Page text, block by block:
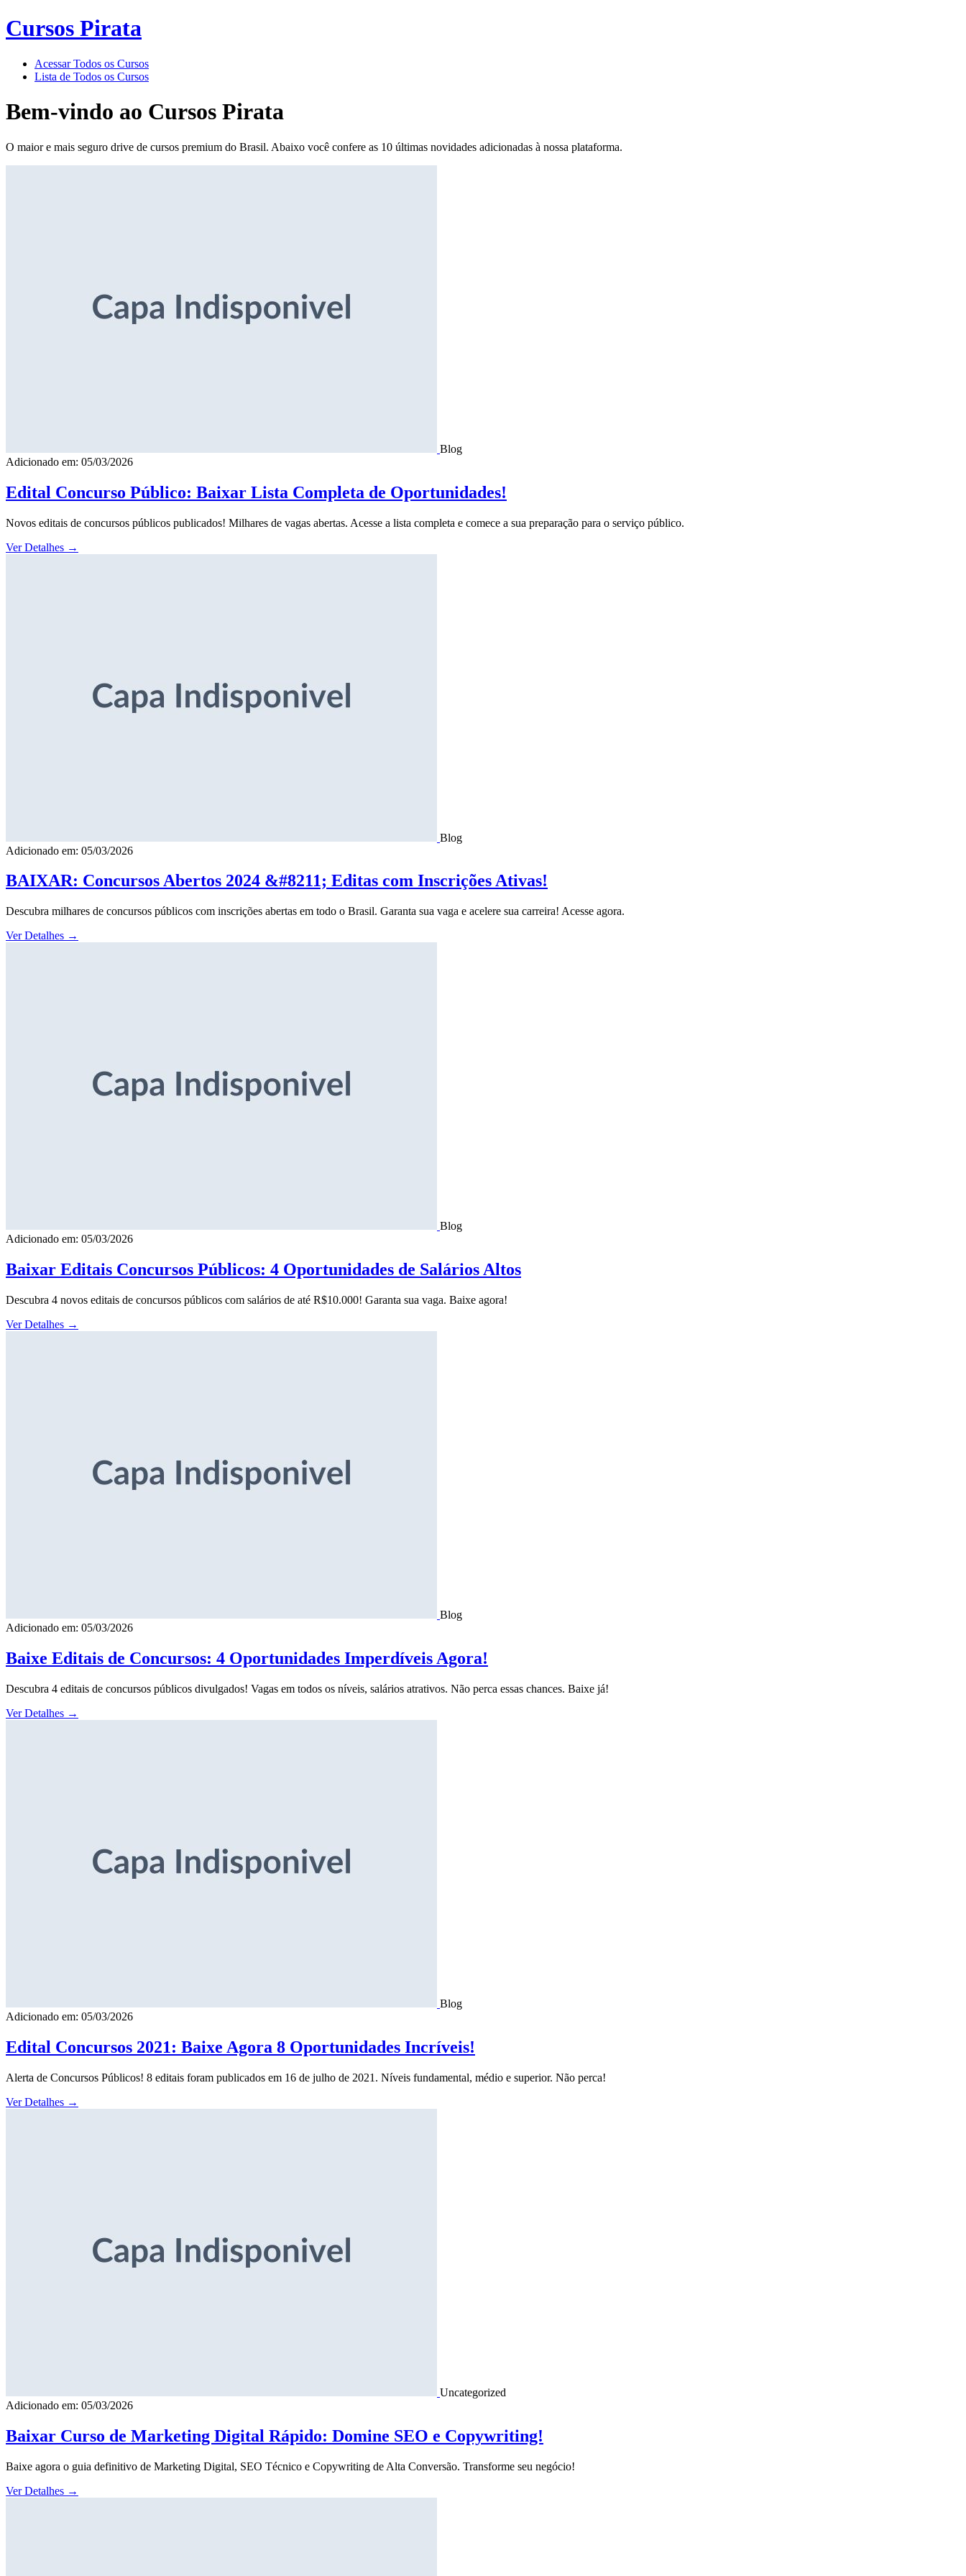
Cursos Pirata
Acessar Todos os Cursos
Lista de Todos os Cursos
Bem-vindo ao Cursos Pirata
O maior e mais seguro drive de cursos premium do Brasil. Abaixo você confere as 10 últimas novidades adicionadas à nossa plataforma.
Blog
Adicionado em: 05/03/2026
Edital Concurso Público: Baixar Lista Completa de Oportunidades!
Novos editais de concursos públicos publicados! Milhares de vagas abertas. Acesse a lista completa e comece a sua preparação para o serviço público.
Ver Detalhes →
Blog
Adicionado em: 05/03/2026
BAIXAR: Concursos Abertos 2024 &#8211; Editas com Inscrições Ativas!
Descubra milhares de concursos públicos com inscrições abertas em todo o Brasil. Garanta sua vaga e acelere sua carreira! Acesse agora.
Ver Detalhes →
Blog
Adicionado em: 05/03/2026
Baixar Editais Concursos Públicos: 4 Oportunidades de Salários Altos
Descubra 4 novos editais de concursos públicos com salários de até R$10.000! Garanta sua vaga. Baixe agora!
Ver Detalhes →
Blog
Adicionado em: 05/03/2026
Baixe Editais de Concursos: 4 Oportunidades Imperdíveis Agora!
Descubra 4 editais de concursos públicos divulgados! Vagas em todos os níveis, salários atrativos. Não perca essas chances. Baixe já!
Ver Detalhes →
Blog
Adicionado em: 05/03/2026
Edital Concursos 2021: Baixe Agora 8 Oportunidades Incríveis!
Alerta de Concursos Públicos! 8 editais foram publicados em 16 de julho de 2021. Níveis fundamental, médio e superior. Não perca!
Ver Detalhes →
Uncategorized
Adicionado em: 05/03/2026
Baixar Curso de Marketing Digital Rápido: Domine SEO e Copywriting!
Baixe agora o guia definitivo de Marketing Digital, SEO Técnico e Copywriting de Alta Conversão. Transforme seu negócio!
Ver Detalhes →